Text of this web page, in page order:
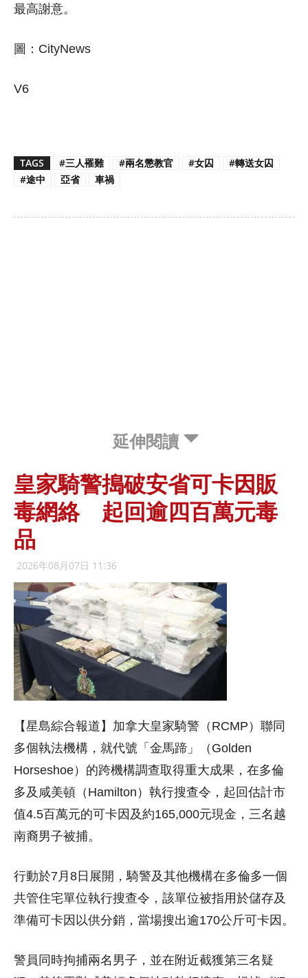
最高謝意。
圖：CityNews
V6
TAGS #三人罹難 #兩名懲教官 #女囚
#轉送女囚
#途中
亞省 車禍
延伸閱讀
皇家騎警搗破安省可卡因販
毒網絡 起回逾四百萬元毒
品
2026年08月07日 11:36
【星島綜合報道】加拿大皇家騎警（RCMP）聯同
多個執法機構，就代號「金馬蹄」（Golden
Horseshoe）的跨機構調查取得重大成果，在多倫
多及咸美頓（Hamilton）執行搜查令，起回估計市
值4.5百萬元的可卡因及約165,000元現金，三名越
南裔男子被捕。
行動於7月8日展開，騎警及其他機構在多倫多一個
共管住宅單位執行搜查令，該單位被指用於儲存及
準備可卡因以供分銷，當場搜出逾170公斤可卡因。
警員同時拘捕兩名男子，並在附近截獲第三名疑